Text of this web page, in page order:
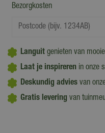
Bezorgkosten
Languit genieten van
Laat je inspireren in onze
Deskundig advies van
Gratis levering van